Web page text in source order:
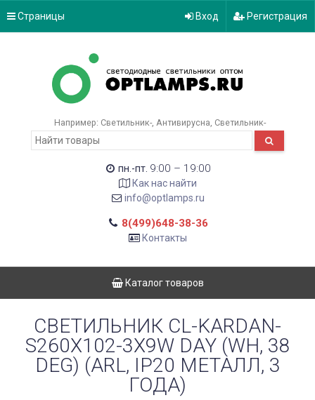
Страницы Вход Регистрация
Например: Светильник- Антивирусна Светильник-
пн.-пт. 9:00 – 19:00
Как нас найти
info@optlamps.ru
8(499)648-38-36
Контакты
Каталог товаров
СВЕТИЛЬНИК CL-KARDAN-
S260X102-3X9W DAY (WH, 38
DEG) (ARL, IP20 МЕТАЛЛ, 3
ГОДА)